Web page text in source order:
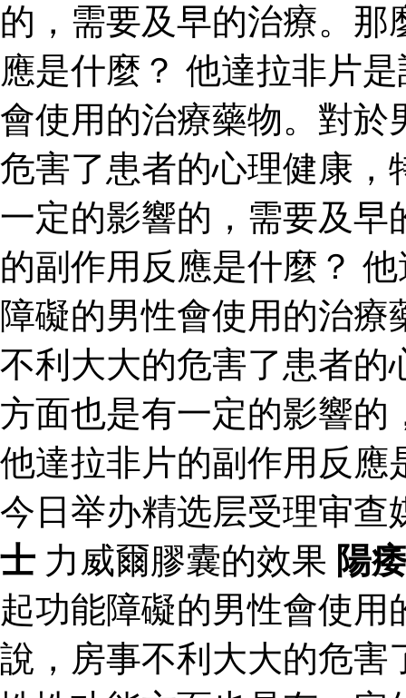
的，需要及早的治療。
應是什麼？ 他達拉非片
會使用的治療藥物。對於
危害了患者的心理健康，
一定的影響的，需要及早
的副作用反應是什麼？
障礙的男性會使用的治
不利大大的危害了患者的
方面也是有一定的影響的
他達拉非片的副作用反應
今日举办精选层受理审
士 力威爾膠囊的效果 陽
起功能障礙的男性會使
說，房事不利大大的危害